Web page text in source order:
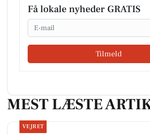
Få lokale nyheder GRATIS
Email
Tilmeld
MEST LÆSTE
VEJRET